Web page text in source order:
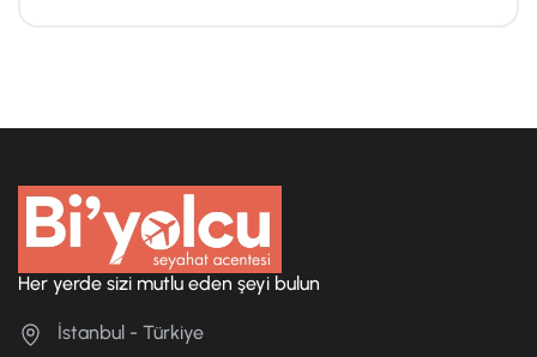
Her yerde sizi mutlu eden şeyi bulun
İstanbul - Türkiye